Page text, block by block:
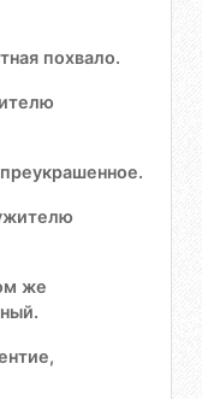
похвало.
же